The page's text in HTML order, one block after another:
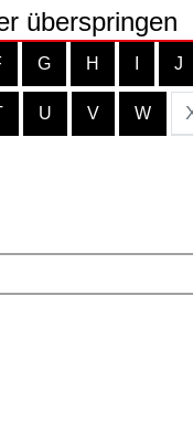
überspringen
G H J
U V W